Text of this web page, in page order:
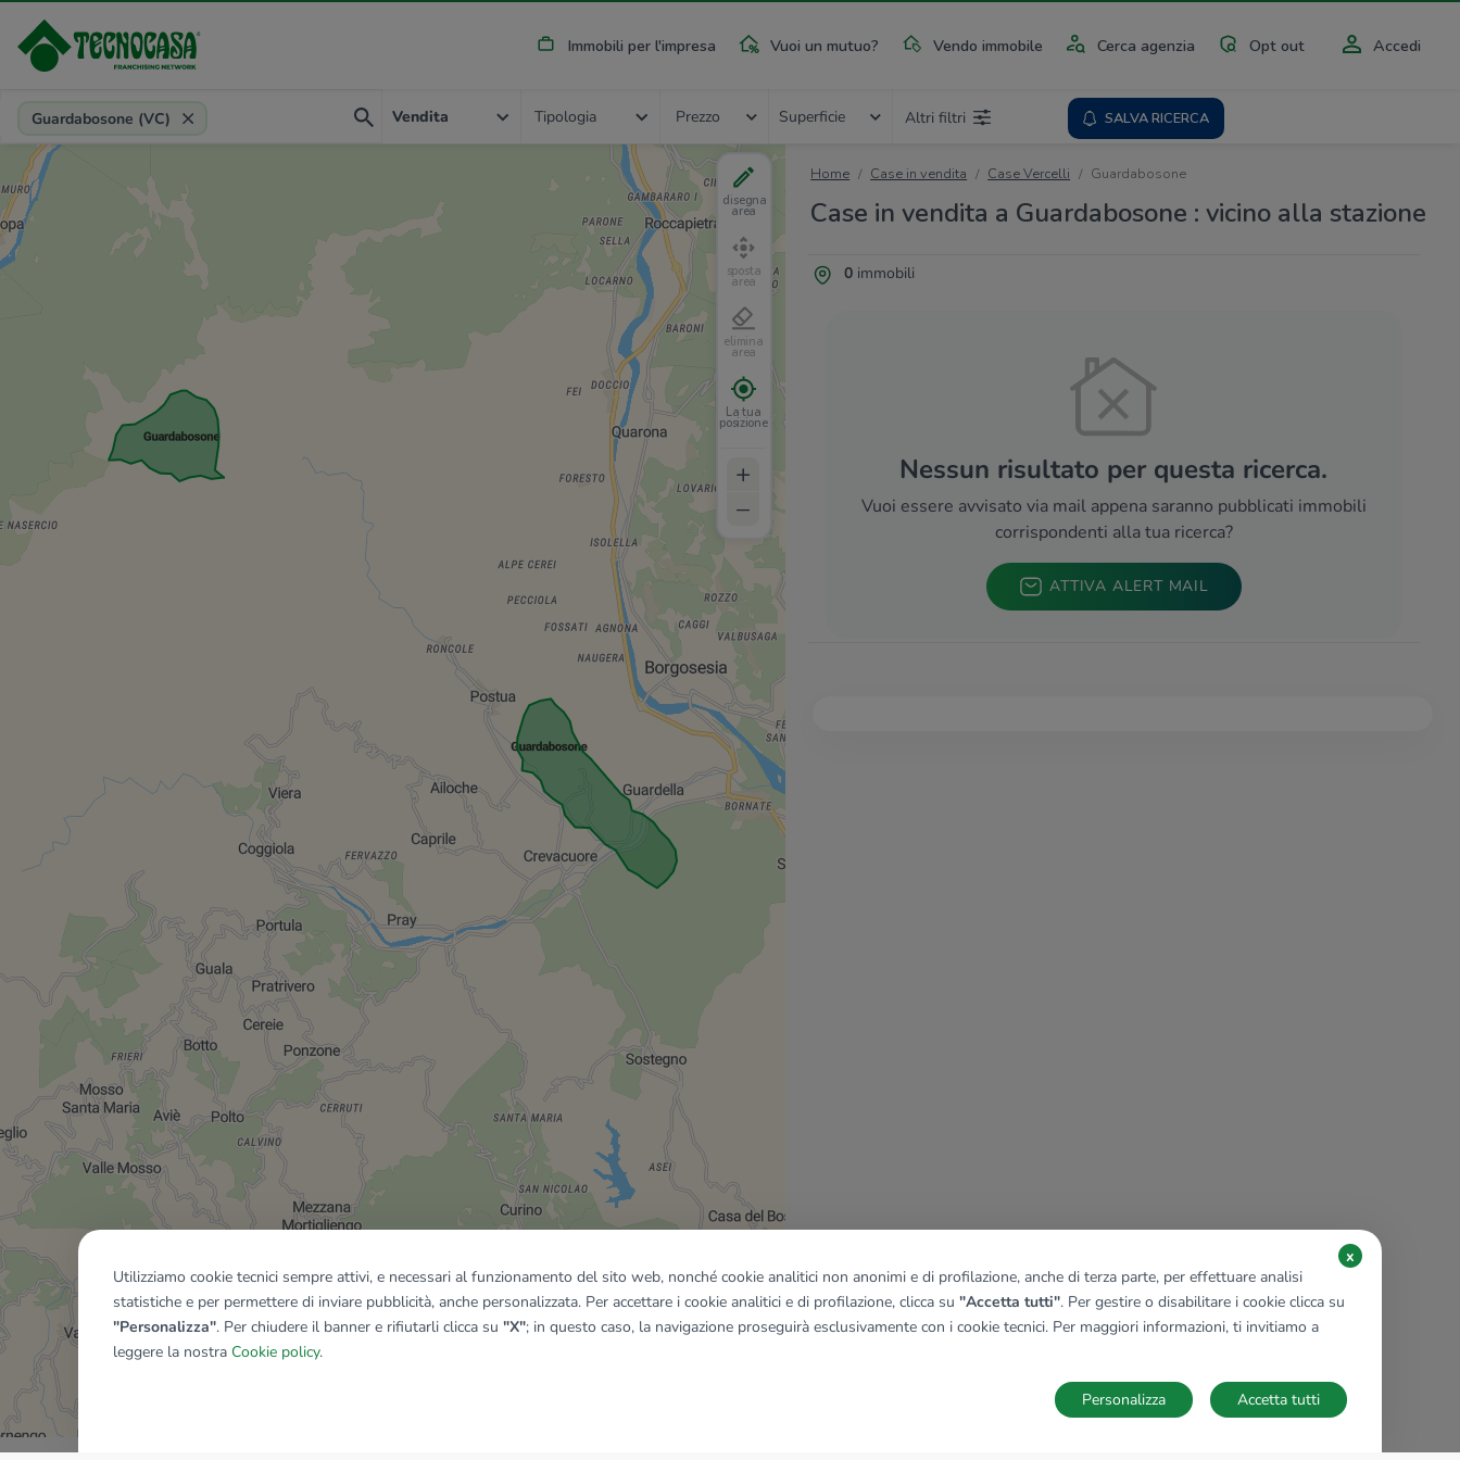
Immobili per l'impresa Vuoi un mutuo? Vendo immobile Cerca agenzia Opt out Accedi
Provincia, comune, zona, riferimento
Guardabosone (VC) Vendita Tipologia Prezzo Superficie Altri filtri SALVA RICERCA
Home Case in vendita Case Vercelli Guardabosone
Case in vendita a Guardabosone : vicino alla stazione
0immobili
Nessun risultato per questa ricerca.
Vuoi essere avvisato via mail appena saranno pubblicati immobili
corrispondenti alla tua ricerca?
ATTIVA ALERT MAIL
disegna
area
sposta
area
elimina
area
La tua
posizione
+
–
Mostra tutti gli immobili del riquadro
Utilizziamo cookie tecnici sempre attivi, e necessari al funzionamento del sito web, nonché cookie analitici non anonimi e di profilazione, anche di terza parte, per effettuare analisi
statistiche e per permettere di inviare pubblicità, anche personalizzata. Per accettare i cookie analitici e di profilazione, clicca su "Accetta tutti". Per gestire o disabilitare i cookie clicca su
"Personalizza". Per chiudere il banner e rifiutarli clicca su "X"; in questo caso, la navigazione proseguirà esclusivamente con i cookie tecnici. Per maggiori informazioni, ti invitiamo a
leggere la nostra Cookie policy.
x
Accetta tutti
Personalizza